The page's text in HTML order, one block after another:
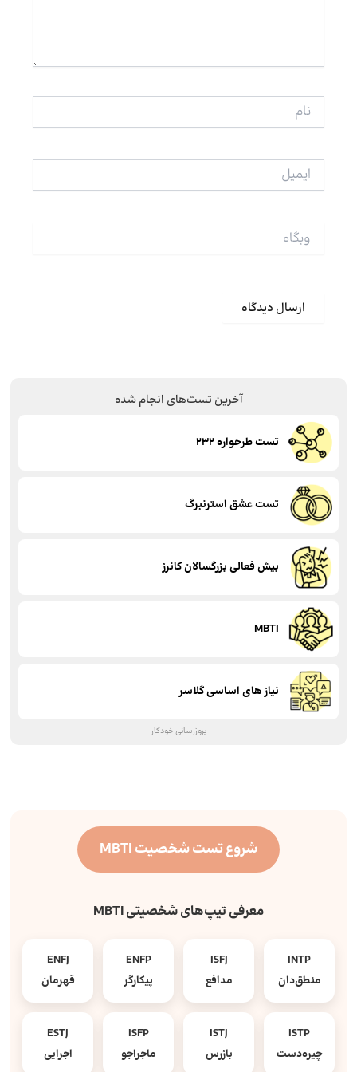
نام
ایمیل
آخرین تست‌های انجام شده
تست طرحواره 232
تست عشق استرنبرگ
بیش فعالی بزرگسالان کانرز
MBTI
نیاز های اساسی گلاسر
بروزرسانی خودکار
شروع تست شخصیت MBTI
معرفی تیپ‌های شخصیتی MBTI
INTP
منطق‌دان
ISFJ
مدافع
ENFP
پیکارگر
ENFJ
قهرمان
ISTP
چیره‌دست
ISTJ
بازرس
ISFP
ماجراجو
ESTJ
اجرایی